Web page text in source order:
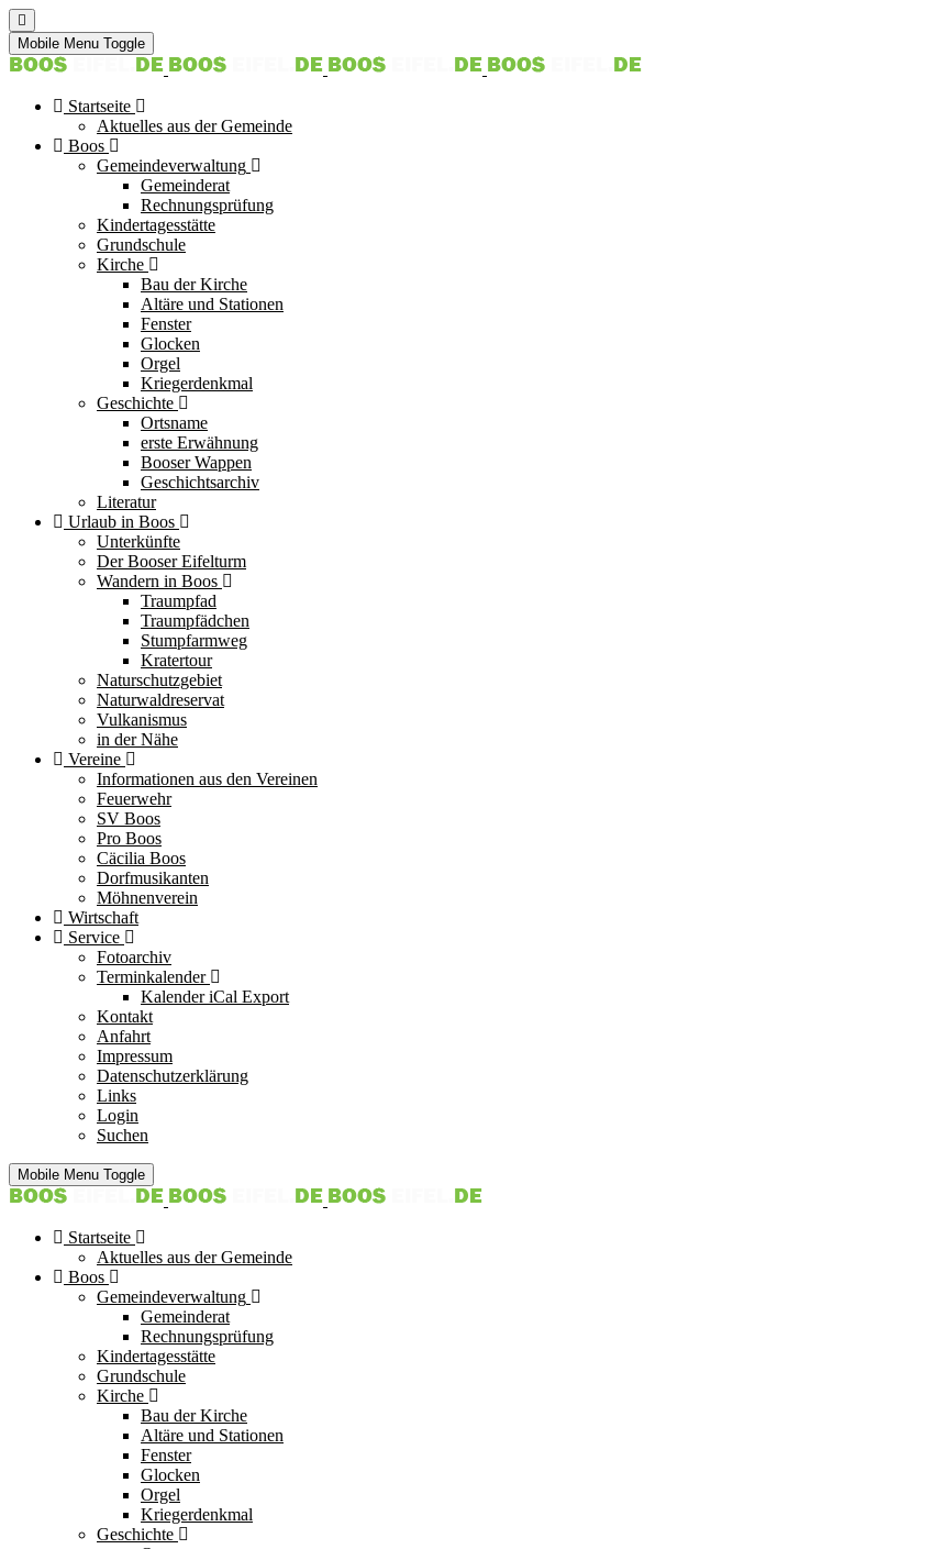
Mobile Menu Toggle
Startseite
Aktuelles aus der Gemeinde
Boos
Gemeindeverwaltung
Gemeinderat
Rechnungsprüfung
Kindertagesstätte
Grundschule
Kirche
Bau der Kirche
Altäre und Stationen
Fenster
Glocken
Orgel
Kriegerdenkmal
Geschichte
Ortsname
erste Erwähnung
Booser Wappen
Geschichtsarchiv
Literatur
Urlaub in Boos
Unterkünfte
Der Booser Eifelturm
Wandern in Boos
Traumpfad
Traumpfädchen
Stumpfarmweg
Kratertour
Naturschutzgebiet
Naturwaldreservat
Vulkanismus
in der Nähe
Vereine
Informationen aus den Vereinen
Feuerwehr
SV Boos
Pro Boos
Cäcilia Boos
Dorfmusikanten
Möhnenverein
Wirtschaft
Service
Fotoarchiv
Terminkalender
Kalender iCal Export
Kontakt
Anfahrt
Impressum
Datenschutzerklärung
Links
Login
Suchen
Mobile Menu Toggle
Startseite
Aktuelles aus der Gemeinde
Boos
Gemeindeverwaltung
Gemeinderat
Rechnungsprüfung
Kindertagesstätte
Grundschule
Kirche
Bau der Kirche
Altäre und Stationen
Fenster
Glocken
Orgel
Kriegerdenkmal
Geschichte